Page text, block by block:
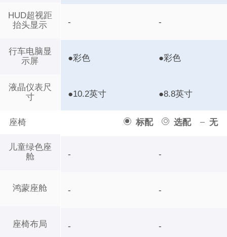
HUD超视距
抬头显示
行车电脑显
示屏
液晶仪表尺
寸
座椅 标配 选配 无
儿童绿色座
舱
鸿蒙座舱
座椅布局
- -
●彩色 ●彩色
●10.2英寸 ●8.8英寸
- -
- -
- -